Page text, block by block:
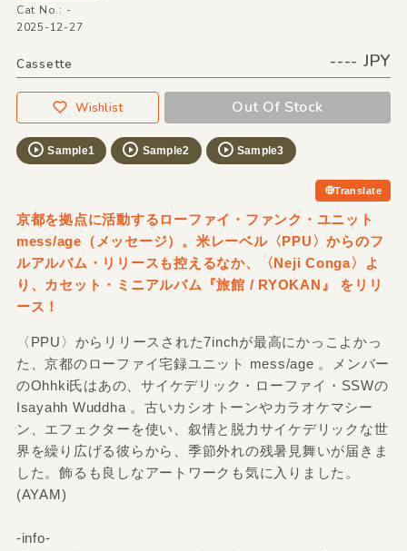
Cat No.: -
2025-12-27
Cassette ---- JPY
Wishlist Out Of Stock
Sample1 Sample2 Sample3
Translate
京都を拠点に活動するローファイ・ファンク・ユニット
mess/age（メッセージ）。米レーベル〈PPU〉からのフ
ルアルバム・リリースも控えるなか、〈Neji Conga〉よ
り、カセット・ミニアルバム『旅館 / RYOKAN』 をリリ
ース！
〈PPU〉からリリースされた7inchが最高にかっこよかっ
た、京都のローファイ宅録ユニット mess/age 。メンバー
のOhhki氏はあの、サイケデリック・ローファイ・SSWの
Isayahh Wuddha 。古いカシオトーンやカラオケマシー
ン、エフェクターを使い、叙情と脱力サイケデリックな世
界を繰り広げる彼らから、季節外れの残暑見舞いが届きま
した。飾るも良しなアートワークも気に入りました。
(AYAM)
-info-